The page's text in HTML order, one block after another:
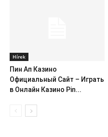
Hírek
Пин Ап Казино
Официальный Сайт – Играть
в Онлайн Казино Pin...